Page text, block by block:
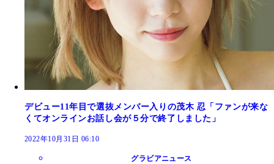
デビュー11年目で選抜メンバー入りの茂木 忍「ファンが来な
くてオンラインお話し会が５分で終了しました」
2022年10月31日 06:10
グラビアニュース